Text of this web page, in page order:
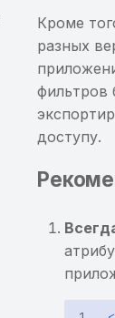
Кроме
разных
фильтров
доступу.